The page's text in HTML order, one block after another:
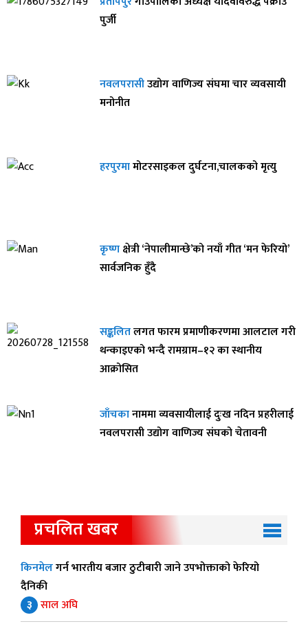
पुर्जी
नवलपरासीउद्योग वाणिज्य संघमा चार व्यवसायी
मनोनीत
हरपुरमामोटरसाइकल दुर्घटना,चालकको मृत्यु
कृष्णक्षेत्री ‘नेपालीमान्छे’को नयाँ गीत ‘मन फेरियो’
सार्वजनिक हुँदै
सङ्कलितलगत फारम प्रमाणीकरणमा आलटाल गरी
थन्काइएको भन्दै रामग्राम–१२ का स्थानीय
आक्रोसित
जाँचकानाममा व्यवसायीलाई दुःख नदिन प्रहरीलाई
नवलपरासी उद्योग वाणिज्य संघको चेतावनी
प्रचलित खबर
किनमेलगर्न भारतीय बजार ठुटीबारी जाने उपभोक्ताको फेरियो
दैनिकी
३ साल अघि